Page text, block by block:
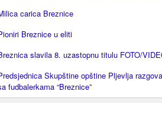
carica Breznice
Breznice u eliti
slavila 8. uzastopnu titulu FOTO/
Skupštine opštine Pljevlja
fudbalerkama “Breznice”